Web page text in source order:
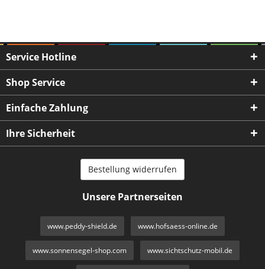
Service Hotline
Shop Service
Einfache Zahlung
Ihre Sicherheit
Bestellung widerrufen
Unsere Partnerseiten
www.peddy-shield.de www.hofsaess-online.de
www.sonnensegel-shop.com www.sichtschutz-mobil.de